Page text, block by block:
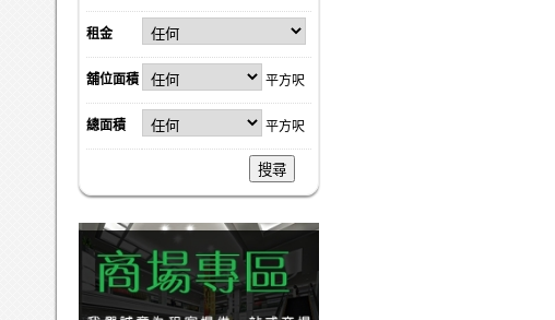
租金
舖位面積 平方呎
總面積 平方呎
搜尋